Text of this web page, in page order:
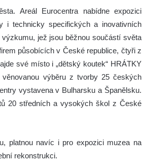
Areál Eurocentra nabídne expozici
i technicky specifických a inovativních
jež jsou běžnou součástí světa
působících v České republice, čtyři z
své místo i „dětský koutek“ HRÁTKY
výběru z tvorby 25 českých
vystavena v Bulharsku a Španělsku.
20 středních a vysokých škol z České
platnou navíc i pro expozici muzea na
rekonstrukci.